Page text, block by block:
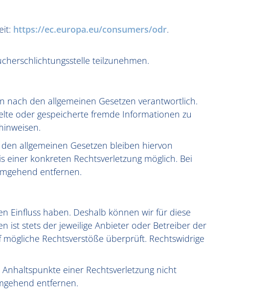
https://ec.europa.eu/consumers/odr.
teilzunehmen.
nach den allgemeinen Gesetzen verantwortlich.
oder gespeicherte fremde Informationen zu
allgemeinen Gesetzen bleiben hiervon
konkreten Rechtsverletzung möglich. Bei
entfernen.
Einfluss haben. Deshalb können wir für diese
ist stets der jeweilige Anbieter oder Betreiber der
Rechtsverstöße überprüft. Rechtswidrige
einer Rechtsverletzung nicht
entfernen.